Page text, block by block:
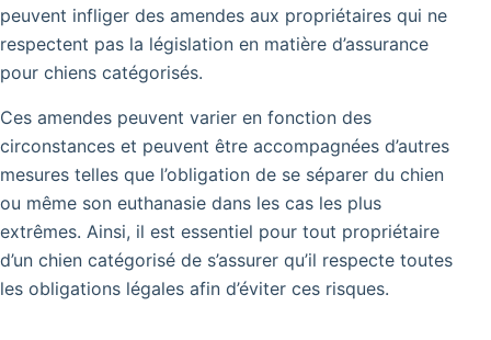
peuvent infliger des amendes aux propriétaires qui ne
respectent pas la législation en matière d’assurance
pour chiens catégorisés.
Ces amendes peuvent varier en fonction des
circonstances et peuvent être accompagnées d’autres
mesures telles que l’obligation de se séparer du chien
ou même son euthanasie dans les cas les plus
extrêmes. Ainsi, il est essentiel pour tout propriétaire
d’un chien catégorisé de s’assurer qu’il respecte toutes
les obligations légales afin d’éviter ces risques.